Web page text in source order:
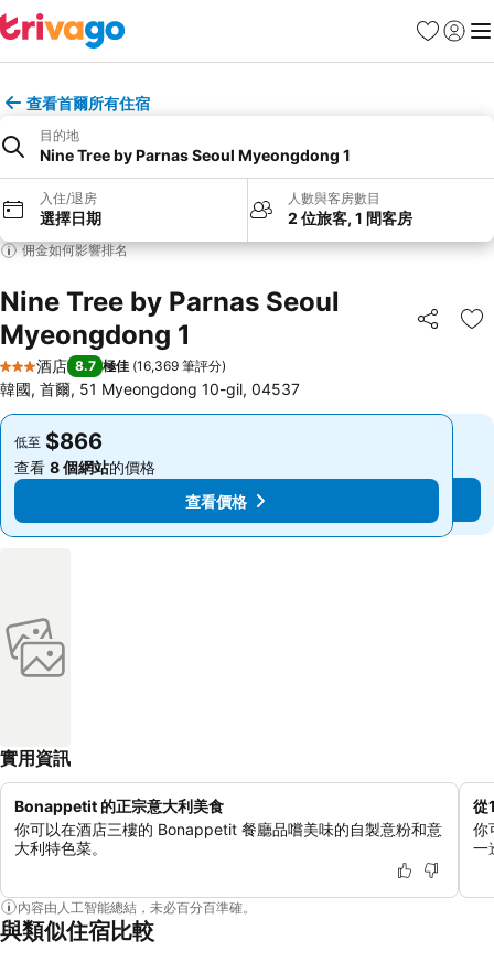
收藏夾
登入 選
查看首爾所有住宿
目的地
Nine Tree by Parnas Seoul Myeongdong 1
入住/退房
選擇日期
人數與客房數目
2 位旅客, 1 間客房
佣金如何影響排名
Nine Tree by Parnas Seoul
Myeongdong 1
分享 放
3 星級
酒店 8.7 極佳 (16,369 筆評分)
韓國, 首爾, 51 Myeongdong 10-gil, 04537
低至 $866
查看 8 個網站的價格
查看價格
低至 $866
查看 8 個網站的價格
查看價格
實用資訊
Bonappetit 的正宗意大利美食
你可以在酒店三樓的 Bonappetit 餐廳品嚐美味的自製意粉和意
大利特色菜。
從
你
一
內容由人工智能總結，未必百分百準確。
與類似住宿比較